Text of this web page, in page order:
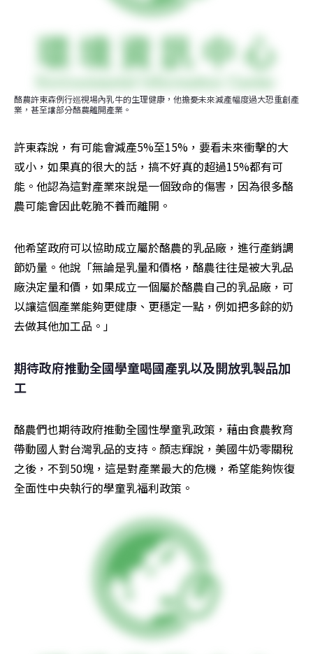
酪農許東森例行巡視場內乳牛的生理健康，他擔憂未來減產幅度過大恐重創產
業，甚至讓部分酪農離開產業。
許東森說，有可能會減產5%至15%，要看未來衝擊的大
或小，如果真的很大的話，搞不好真的超過15%都有可
能。他認為這對產業來說是一個致命的傷害，因為很多酪
農可能會因此乾脆不養而離開。
他希望政府可以協助成立屬於酪農的乳品廠，進行產銷調
節奶量。他說「無論是乳量和價格，酪農往往是被大乳品
廠決定量和價，如果成立一個屬於酪農自己的乳品廠，可
以讓這個產業能夠更健康、更穩定一點，例如把多餘的奶
去做其他加工品。」
期待政府推動全國學童喝國產乳以及開放乳製品加
工
酪農們也期待政府推動全國性學童乳政策，藉由食農教育
帶動國人對台灣乳品的支持。顏志輝說，美國牛奶零關稅
之後，不到50塊，這是對產業最大的危機，希望能夠恢復
全面性中央執行的學童乳福利政策。